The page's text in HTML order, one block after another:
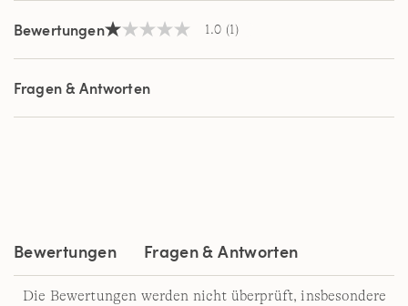
Bewertungen1.0
5
Sternen,
Durchschnittswert
Bewertung.
1.0 (1)
Fragen & Antworten
Bewertungen Fragen & Antworten
Die Bewertungen werden nicht überprüft, insbesondere